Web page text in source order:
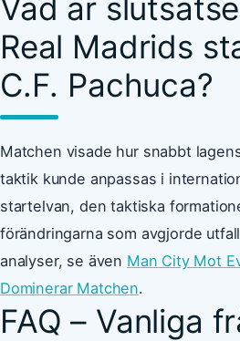
Vad är
Real Madrids
C.F. Pachuca?
Matchen visade hur snabbt
taktik kunde anpassas i
startelvan, den taktiska
förändringarna som avgjorde
analyser, se även Man City Mot
Dominerar Matchen.
FAQ – Vanliga